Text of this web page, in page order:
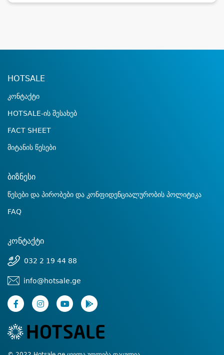
HOTSALE
კონტაქტი
HOTSALE-ის შესახებ
FACT SHEET
მიტანის წესები
ბიზნესი
წესები და პირობები და კონფიდენციალურობის პოლიტიკა
FAQ
კონტაქტი
032 2 19 44 88
info@hotsale.ge